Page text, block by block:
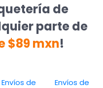
de
parte de
$89 mxn!
Envíos de
Envíos de